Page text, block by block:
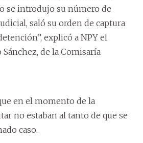
se introdujo su número de
saló su orden de captura
explicó a NPY el
de la Comisaría
en el momento de la
no estaban al tanto de que se
caso.